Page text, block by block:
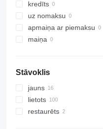
kredīts
uz nomaksu
apmaiņa ar piemaksu
maiņa
Stāvoklis
jauns
lietots
restaurēts